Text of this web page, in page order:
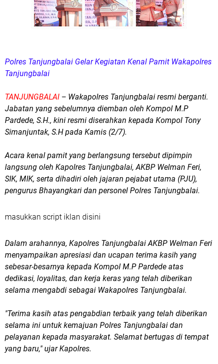
Polres Tanjungbalai Gelar Kegiatan Kenal Pamit Wakapolres
Tanjungbalai
TANJUNGBALAI – Wakapolres Tanjungbalai resmi berganti.
Jabatan yang sebelumnya diemban oleh Kompol M.P
Pardede, S.H., kini resmi diserahkan kepada Kompol Tony
Simanjuntak, S.H pada Kamis (2/7).
Acara kenal pamit yang berlangsung tersebut dipimpin
langsung oleh Kapolres Tanjungbalai, AKBP Welman Feri,
SIK, MIK, serta dihadiri oleh jajaran pejabat utama (PJU),
pengurus Bhayangkari dan personel Polres Tanjungbalai.
masukkan script iklan disini
Dalam arahannya, Kapolres Tanjungbalai AKBP Welman Feri
menyampaikan apresiasi dan ucapan terima kasih yang
sebesar-besarnya kepada Kompol M.P Pardede atas
dedikasi, loyalitas, dan kerja keras yang telah diberikan
selama mengabdi sebagai Wakapolres Tanjungbalai.
"Terima kasih atas pengabdian terbaik yang telah diberikan
selama ini untuk kemajuan Polres Tanjungbalai dan
pelayanan kepada masyarakat. Selamat bertugas di tempat
yang baru," ujar Kapolres.